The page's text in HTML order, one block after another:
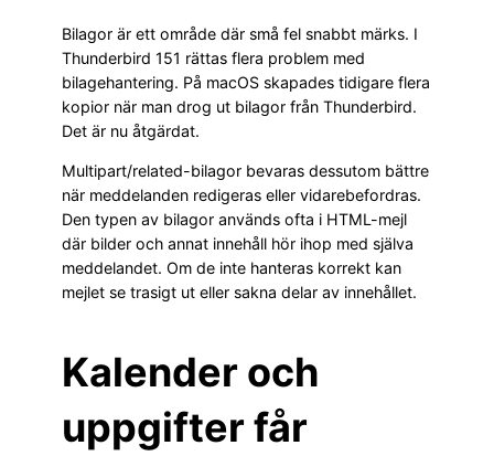
Bilagor är ett område där små fel snabbt märks. I
Thunderbird 151 rättas flera problem med
bilagehantering. På macOS skapades tidigare flera
kopior när man drog ut bilagor från Thunderbird.
Det är nu åtgärdat.
Multipart/related-bilagor bevaras dessutom bättre
när meddelanden redigeras eller vidarebefordras.
Den typen av bilagor används ofta i HTML-mejl
där bilder och annat innehåll hör ihop med själva
meddelandet. Om de inte hanteras korrekt kan
mejlet se trasigt ut eller sakna delar av innehållet.
Kalender och
uppgifter får